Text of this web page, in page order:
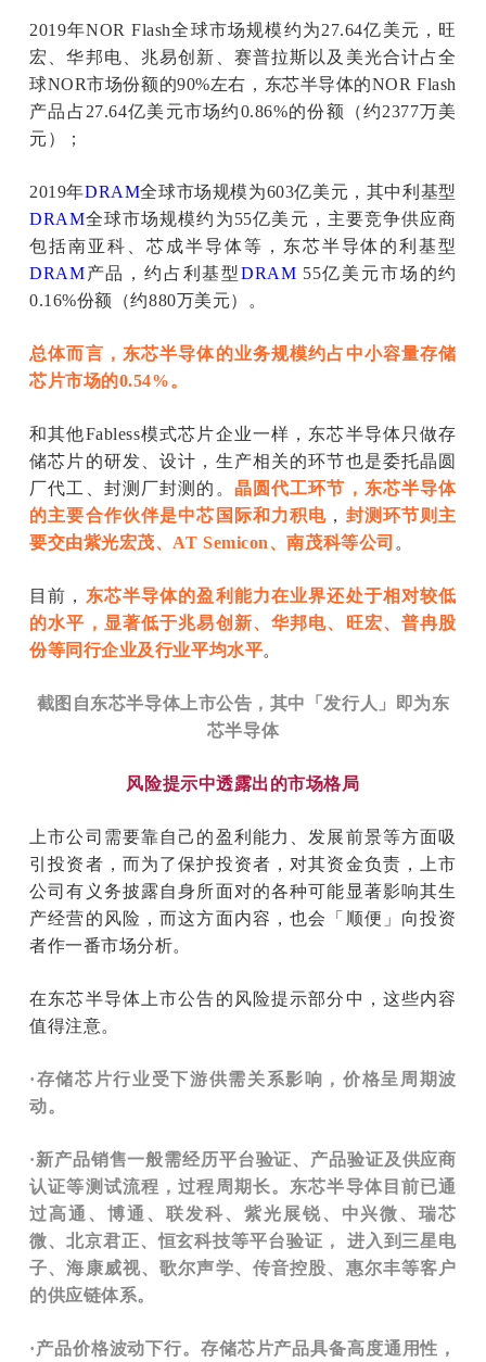
2019年NOR Flash全球市场规模约为27.64亿美元，旺
宏、华邦电、兆易创新、赛普拉斯以及美光合计占全
球NOR市场份额的90%左右，东芯半导体的NOR Flash
产品占27.64亿美元市场约0.86%的份额（约2377万美
元）；
2019年DRAM全球市场规模为603亿美元，其中利基型
DRAM全球市场规模约为55亿美元，主要竞争供应商
包括南亚科、芯成半导体等，东芯半导体的利基型
DRAM产品，约占利基型DRAM 55亿美元市场的约
0.16%份额（约880万美元）。
总体而言，东芯半导体的业务规模约占中小容量存储
芯片市场的0.54%。
和其他Fabless模式芯片企业一样，东芯半导体只做存
储芯片的研发、设计，生产相关的环节也是委托晶圆
厂代工、封测厂封测的。 晶圆代工环节，东芯半导体
的主要合作伙伴是中芯国际和力积电 ， 封测环节则主
要交由紫光宏茂、AT Semicon、南茂科等公司 。
目前， 东芯半导体的盈利能力在业界还处于相对较低
的水平，显著低于兆易创新、华邦电、旺宏、普冉股
份等同行企业及行业平均水平。
截图自东芯半导体上市公告，其中「发行人」即为东
芯半导体
风险提示中透露出的市场格局
上市公司需要靠自己的盈利能力、发展前景等方面吸
引投资者，而为了保护投资者，对其资金负责，上市
公司有义务披露自身所面对的各种可能显著影响其生
产经营的风险，而这方面内容，也会「顺便」向投资
者作一番市场分析。
在东芯半导体上市公告的风险提示部分中，这些内容
值得注意。
·存储芯片行业受下游供需关系影响，价格呈周期波
动。
·新产品销售一般需经历平台验证、产品验证及供应商
认证等测试流程，过程周期长。东芯半导体目前已通
过高通、博通、联发科、紫光展锐、中兴微、瑞芯
微、北京君正、恒玄科技等平台验证， 进入到三星电
子、海康威视、歌尔声学、传音控股、惠尔丰等客户
的供应链体系。
·产品价格波动下行。存储芯片产品具备高度通用性，